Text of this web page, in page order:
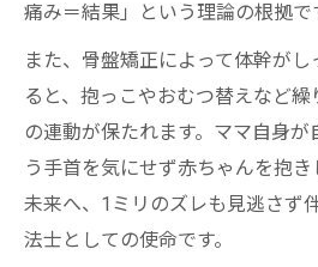
痛み＝結果」という理論の根拠で
また、骨盤矯正によって体幹が
ると、抱っこやおむつ替えなど
の連動が保たれます。ママ自身
う手首を気にせず赤ちゃんを抱
未来へ、1ミリのズレも見逃さず
法士としての使命です。